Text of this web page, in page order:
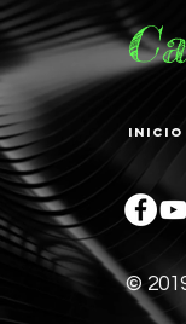
Inicio
©